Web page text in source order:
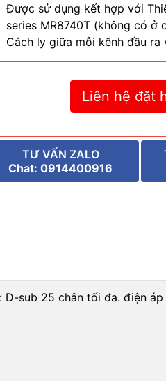
Được sử dụng kết hợp với
series MR8740T (không có ở
Cách ly giữa mỗi kênh đầu ra
Liên hệ đặt
TƯ VẤN ZALO
Chat: 0914400916
sub 25 chân tối đa. điện